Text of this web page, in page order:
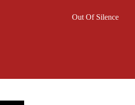
Out Of Silence